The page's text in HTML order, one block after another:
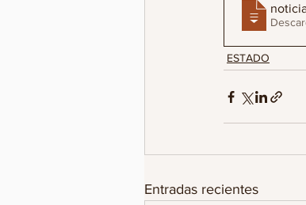
ESTADO
Entradas recientes